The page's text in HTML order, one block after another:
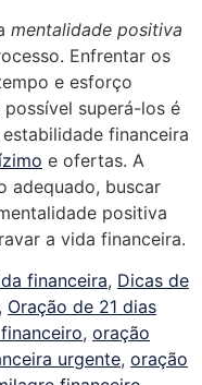
mentalidade positiva
Enfrentar os
e esforço
superá-los é
financeira
e ofertas. A
adequado, buscar
positiva
a vida financeira.
financeira, Dicas de
, Oração de 21 dias
, oração
urgente, oração